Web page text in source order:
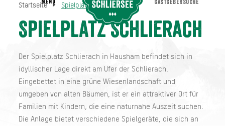
Startseite Spielplatz Schlierach
Spielplatz Schlierach
Der Spielplatz Schlierach in Hausham befindet sich in
idyllischer Lage direkt am Ufer der Schlierach.
Eingebettet in eine grüne Wiesenlandschaft und
umgeben von alten Bäumen, ist er ein attraktiver Ort für
Familien mit Kindern, die eine naturnahe Auszeit suchen.
Die Anlage bietet verschiedene Spielgeräte, die sich an
Startseite Spielplatz Schlierach
MENU GASTGEBERSUCHE